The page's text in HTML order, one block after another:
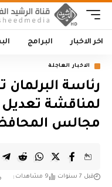
اخر الاخبار البرامج
الاخبار العاجلة
رئاسة
لمناقشة تعديل
مجالس
قبل 7 سنوات 9 مشاهدات